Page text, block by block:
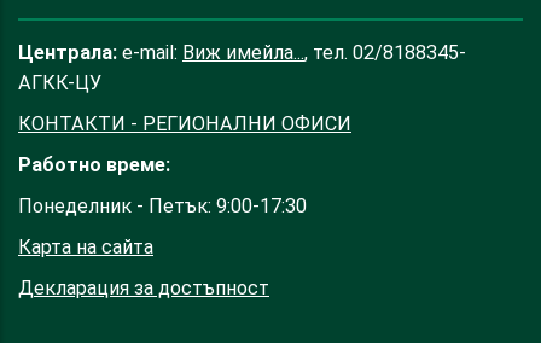
Централа: e-mail: Виж имейла..., тел. 02/8188345-
АГКК-ЦУ
КОНТАКТИ - РЕГИОНАЛНИ ОФИСИ
Работно време:
Понеделник - Петък: 9:00-17:30
Карта на сайта
Декларация за достъпност